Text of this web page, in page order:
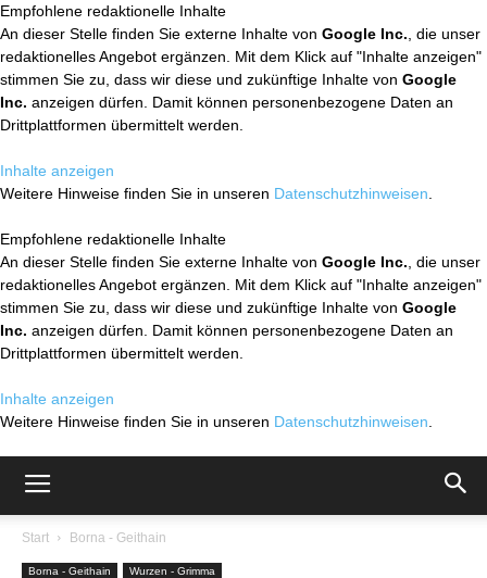
Empfohlene redaktionelle Inhalte
An dieser Stelle finden Sie externe Inhalte von Google Inc. , die unser
redaktionelles Angebot ergänzen. Mit dem Klick auf "Inhalte anzeigen"
stimmen Sie zu, dass wir diese und zukünftige Inhalte von Google
Inc. anzeigen dürfen. Damit können personenbezogene Daten an
Drittplattformen übermittelt werden.
Inhalte anzeigen
Weitere Hinweise finden Sie in unseren Datenschutzhinweisen
Empfohlene redaktionelle Inhalte
An dieser Stelle finden Sie externe Inhalte von Google Inc. , die unser
redaktionelles Angebot ergänzen. Mit dem Klick auf "Inhalte anzeigen"
stimmen Sie zu, dass wir diese und zukünftige Inhalte von Google
Inc. anzeigen dürfen. Damit können personenbezogene Daten an
Drittplattformen übermittelt werden.
Inhalte anzeigen
Weitere Hinweise finden Sie in unseren Datenschutzhinweisen
Start Borna - Geithain
Borna - Geithain Wurzen - Grimma